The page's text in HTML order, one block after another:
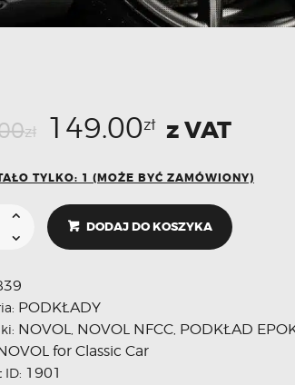
zł 149.00zł z VAT
TYLKO: 1 (MOŻE BYĆ ZAMÓWIONY)
DODAJ DO KOSZYKA
PODKŁADY
NOVOL NOVOL NFCC PODKŁAD
for Classic Car
ID: 1901